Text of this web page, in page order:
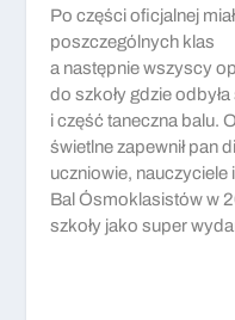
Po części oficjalnej
poszczególnych klas
a następnie wszyscy
do szkoły gdzie
i część taneczna balu.
świetlne zapewnił pan
uczniowie, nauczyciele
Bal Ósmoklasistów w
szkoły jako super